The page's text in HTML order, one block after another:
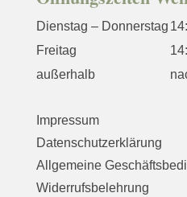
Dienstag – Donnerstag
Freitag
außerhalb
Impressum
Datenschutzerklärung
Allgemeine
Widerrufsbelehrung